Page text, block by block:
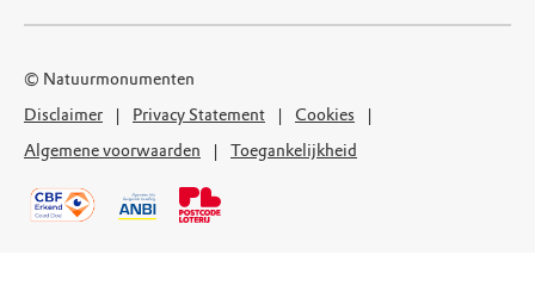
© Natuurmonumenten
Disclaimer
Privacy Statement
Cookies
Algemene voorwaarden
Toegankelijkheid